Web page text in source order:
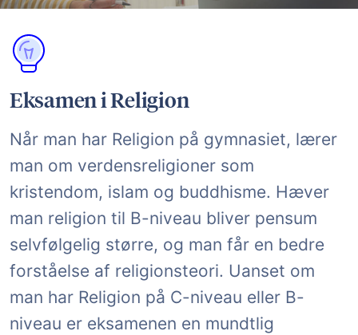
Eksamen i Religion
Når man har Religion på gymnasiet, lærer
man om verdensreligioner som
kristendom, islam og buddhisme. Hæver
man religion til B-niveau bliver pensum
selvfølgelig større, og man får en bedre
forståelse af religionsteori. Uanset om
man har Religion på C-niveau eller B-
niveau er eksamenen en mundtlig